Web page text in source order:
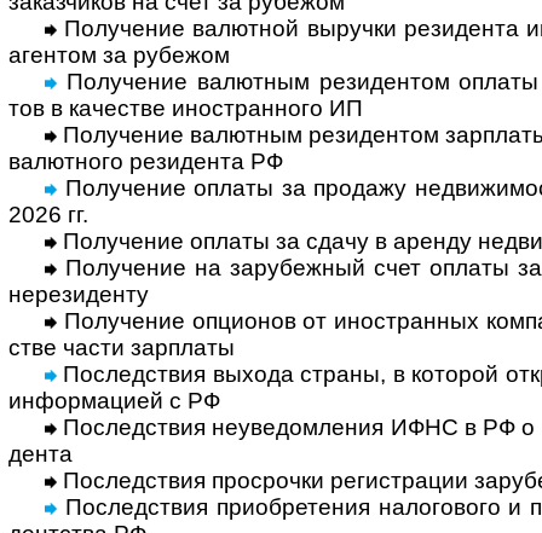
Получение валютной выручки резидента
аген­том за рубежом
Получение валютным резидентом
тов в каче­стве ино­стран­ного ИП
Получение валютным резидентом
валют­ного рези­дента РФ
Получение оплаты за продажу
2026 гг.
Получение оплаты за сдачу в аренду
Получение на зарубежный счет оплаты
нере­зи­денту
Получение опционов от иностранных
стве части зар­платы
Последствия выхода страны, в которой
инфор­ма­цией с РФ
Последствия неуведомления ИФНС в РФ о
дента
Последствия просрочки регистрации
Последствия приобретения нало­гового и